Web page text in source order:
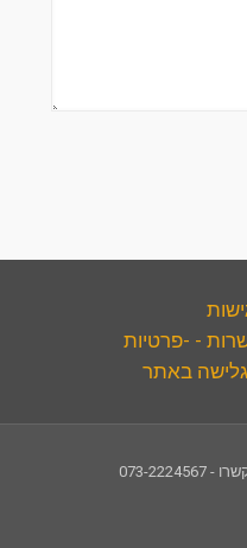
- -פרטיות
באתר